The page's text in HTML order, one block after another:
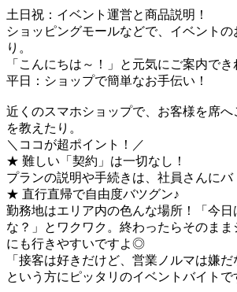
土日祝：イベント運営と商品説明！
ショッピングモールなどで、イベント
り。
「こんにちは～！」と元気にご案内で
平日：ショップで簡単なお手伝い！
近くのスマホショップで、お客様を席
を教えたり。
＼ココが超ポイント！／
★ 難しい「契約」は一切なし！
プランの説明や手続きは、社員さんにバ
★ 直行直帰で自由度バツグン♪
勤務地はエリア内の色んな場所！「今
な？」とワクワク。終わったらそのま
にも行きやすいですよ◎
「接客は好きだけど、営業ノルマは嫌だ
という方にピッタリのイベントバイトで